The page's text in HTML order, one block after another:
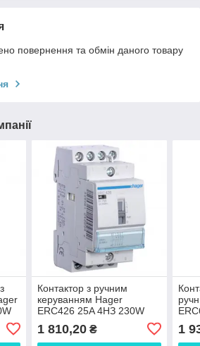
повернення та обмін даного товару
Контактор з ручним
керуванням Hager
ERC426 25A 4НЗ 230W
1 810,20₴ 1